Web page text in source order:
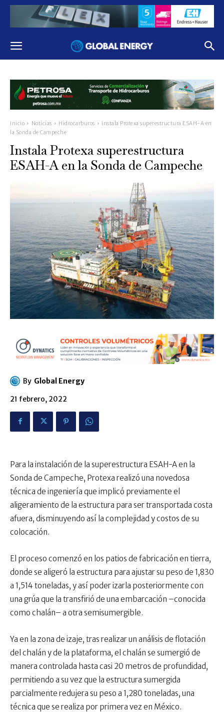
Inicio Noticias Hidrocarburos
Instala Protexa superestructura ESAH-A en
la Sonda de Campeche
Instala Protexa superestructura
ESAH-A en la Sonda de Campeche
By Global Energy
21 febrero, 2022
Para la instalación de la superestructura ESAH-A en la
Sonda de Campeche, Protexa realizó una novedosa
técnica de ingeniería que implicó previamente el
aligeramiento de la estructura para ser transportada costa
afuera, disminuyendo así la complejidad y costos de su
colocación.
El proceso comenzó en los patios de fabricación en tierra,
donde se aligeró la estructura para ajustar su peso de 1,830
a 1,514 toneladas, y así poder izarla posteriormente con
una grúa que la transfirió de una embarcación –conocida
como chalán– a otra semisumergible.
Ya en la zona de izaje, tras realizar un análisis de flotación
del chalán y de la plataforma, el chalán se sumergió de
manera controlada hasta casi 20 metros de profundidad,
permitiendo a su vez que la estructura sumergida
parcialmente redujera su peso a 1,280 toneladas, una
técnica que se realiza por primera vez en México.